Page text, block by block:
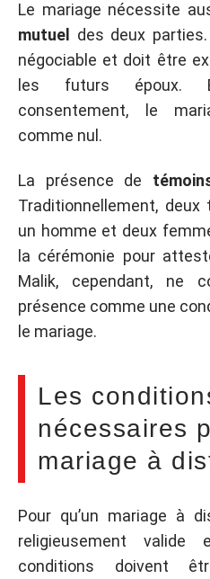
Le mariage nécessite
mutuel des deux
négociable et doit être
les futurs époux.
consentement, le
comme nul.
La présence de
Traditionnellement,
un homme et deux
la cérémonie pour
Malik, cependant, ne
présence comme une
le mariage.
Les
nécessaires
mariage à
Pour qu’un mariage à
religieusement valide
conditions doivent